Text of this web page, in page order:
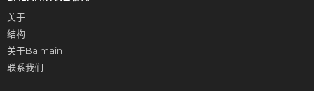
关于
结构
关于Balmain
联系我们